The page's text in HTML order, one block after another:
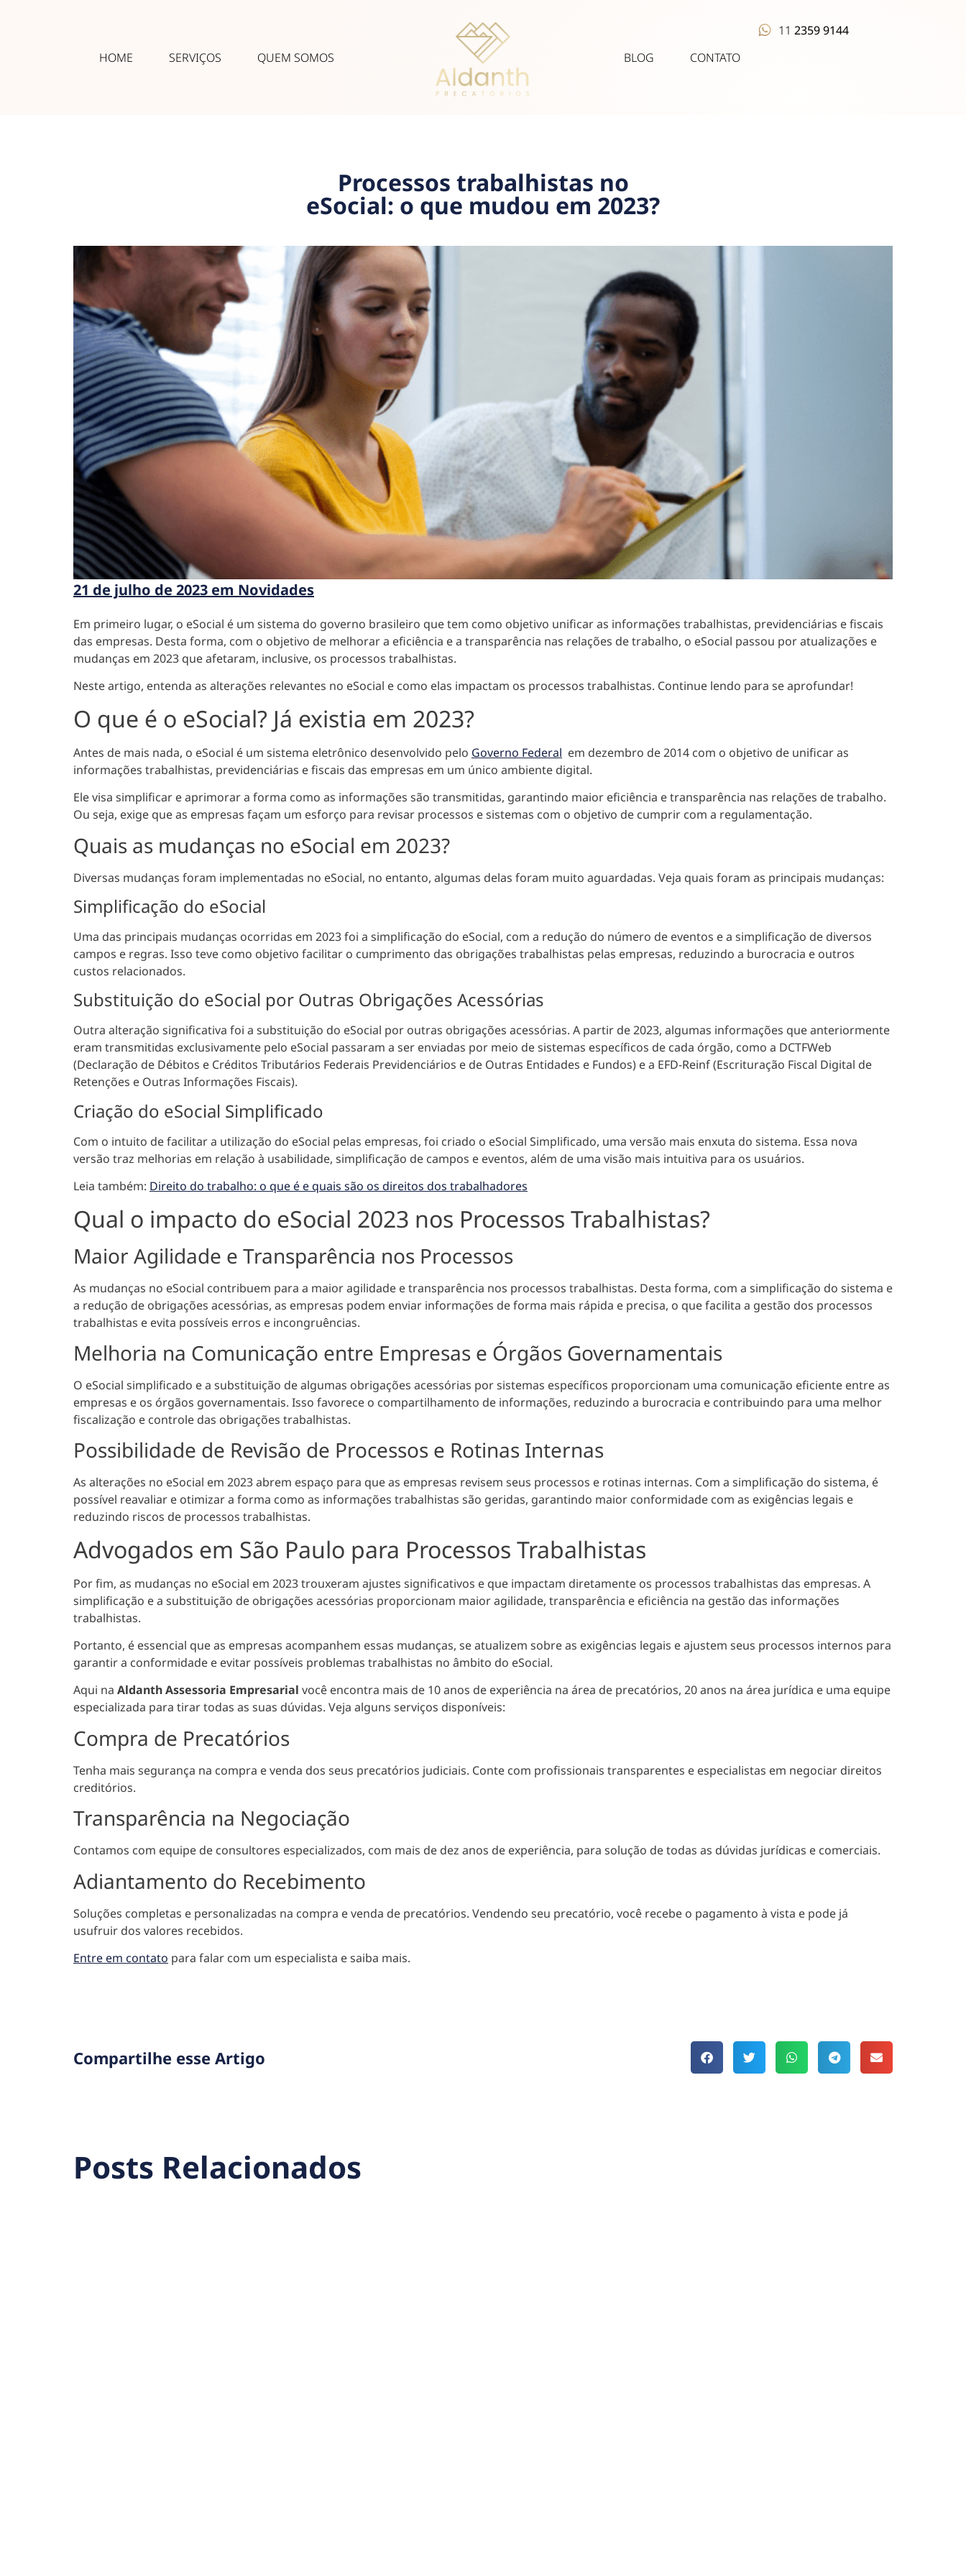
HOME SERVIÇOS QUEM SOMOS BLOG CONTATO
11 2359 9144
Processos trabalhistas no
eSocial: o que mudou em 2023?
21 de julho de 2023 em Novidades
Em primeiro lugar, o eSocial é um sistema do governo brasileiro que tem como objetivo unificar as informações trabalhistas, previdenciárias e fiscais
das empresas. Desta forma, com o objetivo de melhorar a eficiência e a transparência nas relações de trabalho, o eSocial passou por atualizações e
mudanças em 2023 que afetaram, inclusive, os processos trabalhistas.
Neste artigo, entenda as alterações relevantes no eSocial e como elas impactam os processos trabalhistas. Continue lendo para se aprofundar!
O que é o eSocial? Já existia em 2023?
Antes de mais nada, o eSocial é um sistema eletrônico desenvolvido pelo Governo Federal em dezembro de 2014 com o objetivo de unificar as
informações trabalhistas, previdenciárias e fiscais das empresas em um único ambiente digital.
Ele visa simplificar e aprimorar a forma como as informações são transmitidas, garantindo maior eficiência e transparência nas relações de trabalho.
Ou seja, exige que as empresas façam um esforço para revisar processos e sistemas com o objetivo de cumprir com a regulamentação.
Quais as mudanças no eSocial em 2023?
Diversas mudanças foram implementadas no eSocial, no entanto, algumas delas foram muito aguardadas. Veja quais foram as principais mudanças:
Simplificação do eSocial
Uma das principais mudanças ocorridas em 2023 foi a simplificação do eSocial, com a redução do número de eventos e a simplificação de diversos
campos e regras. Isso teve como objetivo facilitar o cumprimento das obrigações trabalhistas pelas empresas, reduzindo a burocracia e outros
custos relacionados.
Substituição do eSocial por Outras Obrigações Acessórias
Outra alteração significativa foi a substituição do eSocial por outras obrigações acessórias. A partir de 2023, algumas informações que anteriormente
eram transmitidas exclusivamente pelo eSocial passaram a ser enviadas por meio de sistemas específicos de cada órgão, como a DCTFWeb
(Declaração de Débitos e Créditos Tributários Federais Previdenciários e de Outras Entidades e Fundos) e a EFD-Reinf (Escrituração Fiscal Digital de
Retenções e Outras Informações Fiscais).
Criação do eSocial Simplificado
Com o intuito de facilitar a utilização do eSocial pelas empresas, foi criado o eSocial Simplificado, uma versão mais enxuta do sistema. Essa nova
versão traz melhorias em relação à usabilidade, simplificação de campos e eventos, além de uma visão mais intuitiva para os usuários.
Leia também: Direito do trabalho: o que é e quais são os direitos dos trabalhadores
Qual o impacto do eSocial 2023 nos Processos Trabalhistas?
Maior Agilidade e Transparência nos Processos
As mudanças no eSocial contribuem para a maior agilidade e transparência nos processos trabalhistas. Desta forma, com a simplificação do sistema e
a redução de obrigações acessórias, as empresas podem enviar informações de forma mais rápida e precisa, o que facilita a gestão dos processos
trabalhistas e evita possíveis erros e incongruências.
Melhoria na Comunicação entre Empresas e Órgãos Governamentais
O eSocial simplificado e a substituição de algumas obrigações acessórias por sistemas específicos proporcionam uma comunicação eficiente entre as
empresas e os órgãos governamentais. Isso favorece o compartilhamento de informações, reduzindo a burocracia e contribuindo para uma melhor
fiscalização e controle das obrigações trabalhistas.
Possibilidade de Revisão de Processos e Rotinas Internas
As alterações no eSocial em 2023 abrem espaço para que as empresas revisem seus processos e rotinas internas. Com a simplificação do sistema, é
possível reavaliar e otimizar a forma como as informações trabalhistas são geridas, garantindo maior conformidade com as exigências legais e
reduzindo riscos de processos trabalhistas.
Advogados em São Paulo para Processos Trabalhistas
Por fim, as mudanças no eSocial em 2023 trouxeram ajustes significativos e que impactam diretamente os processos trabalhistas das empresas. A
simplificação e a substituição de obrigações acessórias proporcionam maior agilidade, transparência e eficiência na gestão das informações
trabalhistas.
Portanto, é essencial que as empresas acompanhem essas mudanças, se atualizem sobre as exigências legais e ajustem seus processos internos para
garantir a conformidade e evitar possíveis problemas trabalhistas no âmbito do eSocial.
Aqui na Aldanth Assessoria Empresarial você encontra mais de 10 anos de experiência na área de precatórios, 20 anos na área jurídica e uma equipe
especializada para tirar todas as suas dúvidas. Veja alguns serviços disponíveis:
Compra de Precatórios
Tenha mais segurança na compra e venda dos seus precatórios judiciais. Conte com profissionais transparentes e especialistas em negociar direitos
creditórios.
Transparência na Negociação
Contamos com equipe de consultores especializados, com mais de dez anos de experiência, para solução de todas as dúvidas jurídicas e comerciais.
Adiantamento do Recebimento
Soluções completas e personalizadas na compra e venda de precatórios. Vendendo seu precatório, você recebe o pagamento à vista e pode já
usufruir dos valores recebidos.
Entre em contato para falar com um especialista e saiba mais.
Compartilhe esse Artigo
Posts Relacionados